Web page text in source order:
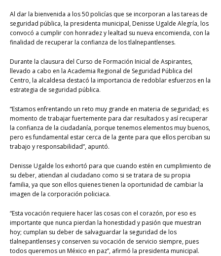
Al dar la bienvenida a los 50 policías que se incorporan a las tareas de
seguridad pública, la presidenta municipal, Denisse Ugalde Alegría, los
convocó a cumplir con honradez y lealtad su nueva encomienda, con la
finalidad de recuperar la confianza de los tlalnepantlenses.
Durante la clausura del Curso de Formación Inicial de Aspirantes,
llevado a cabo en la Academia Regional de Seguridad Pública del
Centro, la alcaldesa destacó la importancia de redoblar esfuerzos en la
estrategia de seguridad pública.
“Estamos enfrentando un reto muy grande en materia de seguridad; es
momento de trabajar fuertemente para dar resultados y así recuperar
la confianza de la ciudadanía, porque tenemos elementos muy buenos,
pero es fundamental estar cerca de la gente para que ellos perciban su
trabajo y responsabilidad”, apuntó.
Denisse Ugalde los exhortó para que cuando estén en cumplimiento de
su deber, atiendan al ciudadano como si se tratara de su propia
familia, ya que son ellos quienes tienen la oportunidad de cambiar la
imagen de la corporación policiaca.
“Esta vocación requiere hacer las cosas con el corazón, por eso es
importante que nunca pierdan la honestidad y pasión que muestran
hoy; cumplan su deber de salvaguardar la seguridad de los
tlalnepantlenses y conserven su vocación de servicio siempre, pues
todos queremos un México en paz”, afirmó la presidenta municipal.